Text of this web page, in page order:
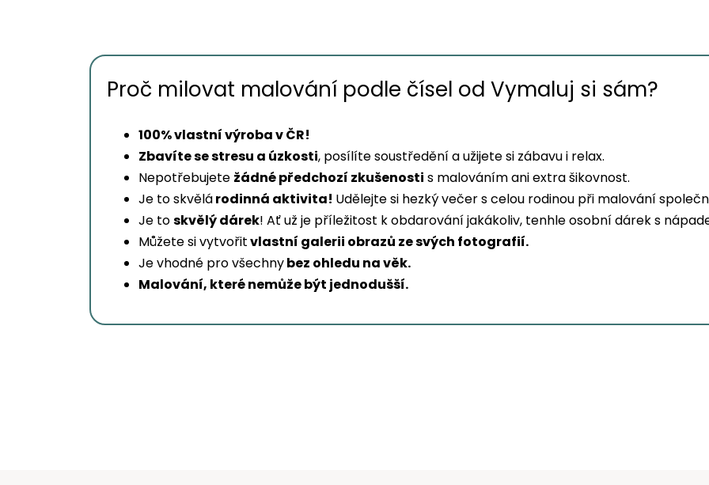
Proč milovat malování podle čísel od Vymaluj si sám?
100% vlastní výroba v ČR!
Zbavíte se stresu a úzkosti, posílíte soustředění a užijete si zábavu i relax.
Nepotřebujete žádné předchozí zkušenosti s malováním ani extra šikovnost.
Je to skvělárodinná aktivita! Udělejte si hezký večer s celou rodinou při malování
Je toskvělý dárek! Ať už je příležitost k obdarování jakákoliv, tenhle osobní dárek s
Můžete si vytvořitvlastní galerii obrazů ze svých fotografií.
Je vhodné pro všechnybez ohledu na věk.
Malování, které nemůže být jednodušší.